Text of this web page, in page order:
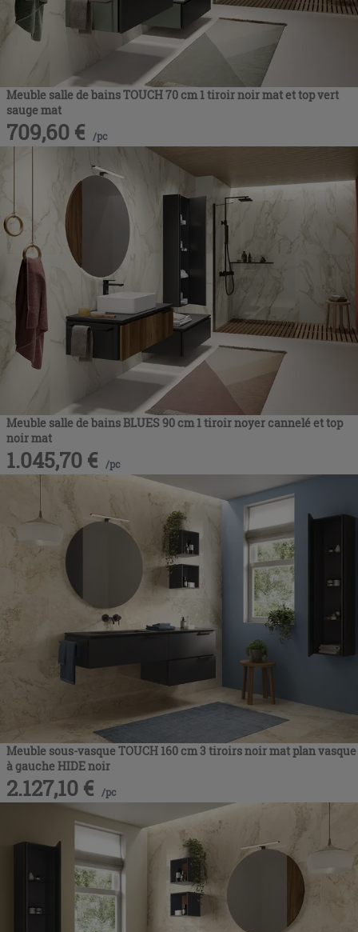
Meuble salle de bains TOUCH 70 cm 1 tiroir noir mat et top vert
sauge mat
709,60 € /pc
Meuble salle de bains BLUES 90 cm 1 tiroir noyer cannelé et top
noir mat
1.045,70 € /pc
Meuble sous-vasque TOUCH 160 cm 3 tiroirs noir mat plan vasque
à gauche HIDE noir
2.127,10 € /pc